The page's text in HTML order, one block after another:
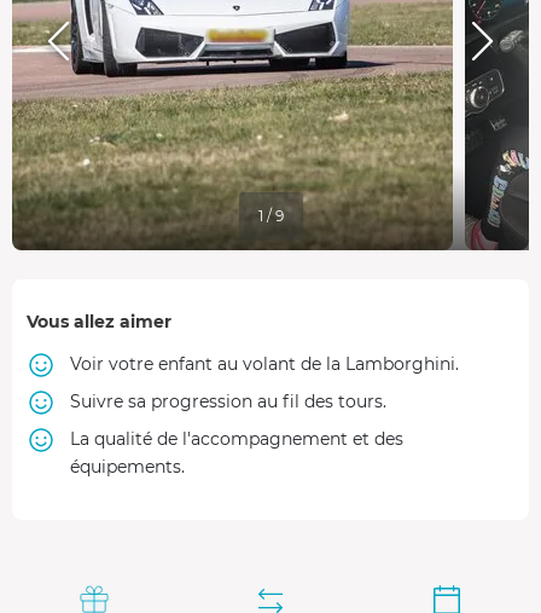
1 / 9
Vous allez aimer
Voir votre enfant au volant de la Lamborghini.
Suivre sa progression au fil des tours.
La qualité de l'accompagnement et des
équipements.